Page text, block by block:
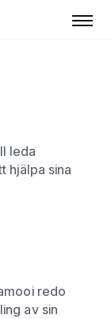
leda
hjälpa sina
redo
av sin